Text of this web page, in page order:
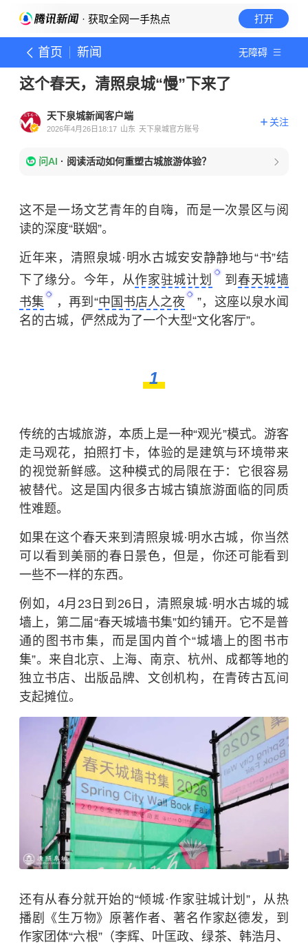
· 获取全网一手热点 打开
首页 新闻 无障碍
这个春天，清照泉城“慢”下来了
天下泉城新闻客户端
2026年4月26日18:17 山东 天下泉城官方账号
关注
问AI · 阅读活动如何重塑古城旅游体验？
这不是一场文艺青年的自嗨，而是一次景区与阅
读的深度“联姻”。
近年来，清照泉城·明水古城安安静静地与“书”结
下了缘分。今年，从作家驻城计划 到 春天城墙
书集
，再到“中国书店人之夜
”，这座以泉水闻
名的古城，俨然成为了一个大型“文化客厅”。
1
传统的古城旅游，本质上是一种“观光”模式。游客
走马观花，拍照打卡，体验的是建筑与环境带来
的视觉新鲜感。这种模式的局限在于：它很容易
被替代。这是国内很多古城古镇旅游面临的同质
性难题。
如果在这个春天来到清照泉城·明水古城，你当然
可以看到美丽的春日景色，但是，你还可能看到
一些不一样的东西。
例如，4月23日到26日，清照泉城·明水古城的城
墙上，第二届“春天城墙书集”如约铺开。它不是普
通的图书市集，而是国内首个“城墙上的图书市
集”。来自北京、上海、南京、杭州、成都等地的
独立书店、出版品牌、文创机构，在青砖古瓦间
支起摊位。
还有从春分就开始的“倾城·作家驻城计划”，从热
播剧《生万物》原著作者、著名作家赵德发，到
作家团体“六根”（李辉、叶匡政、绿茶、韩浩月、